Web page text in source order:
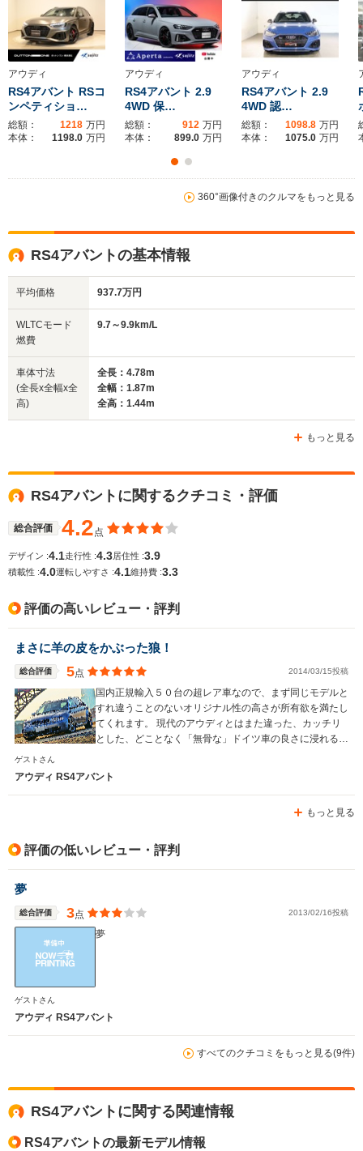
サイズ
(全長x全幅x全高)
燃費
駆動方式
全幅
1.83m
全長
4.59m
ホイールベース
-m
1.84m～1.85m
ホイールベース
-m
10.6～11.0km/L
└市街地:7.1～
ホイー
9.5～
アウディ
RS4アバント RSコ
ンペティショ…
総額： 1218 万円
本体：
1198.0 万円
アウディ
RS4アバント 2.9
4WD 保…
総額： 912 万円
本体：
899.0 万円
アウディ
RS4アバント 2.9
4WD 認…
総額： 1098.8 万円
本体：
1075.0 万円
360°画像付きのクルマをもっと見る
RS4アバントの基本情報
平均価格 937.7万円
WLTCモード
燃費
9.7～9.9km/L
車体寸法
(全長x全幅x全
高)
全長：4.78m
全幅：1.87m
全高：1.44m
もっと見る
RS4アバントに関するクチコミ・評価
総合評価 4.2 点
デザイン :4.1走行性 :4.3居住性 :3.9
積載性 :4.0運転しやすさ :4.1維持費 :3.3
評価の高いレビュー・評判
まさに羊の皮をかぶった狼！
総合評価 5点 2014/03/15投稿
国内正規輸入５０台の超レア車なので、まず同じモデルと
すれ違うことのないオリジナル性の高さが所有欲を満たし
てくれます。 現代のアウディとはまた違った、カッチリ
とした、どことなく「無骨な」ドイツ車の良さに浸れる車
ゲストさん
アウディ RS4アバント
もっと見る
評価の低いレビュー・評判
夢
総合評価 3点 2013/02/16投稿
夢
ゲストさん
アウディ RS4アバント
すべてのクチコミをもっと見る(9件)
RS4アバントに関する関連情報
RS4アバントの最新モデル情報